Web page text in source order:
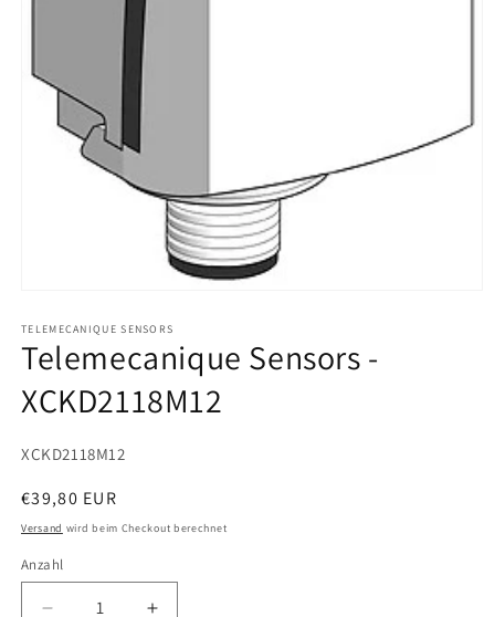
in
Modal
öffnen
TELEMECANIQUE SENSORS
Telemecanique Sensors -
XCKD2118M12
SKU:
XCKD2118M12
Normaler
Preis
€39,80 EUR
Versand wird beim Checkout berechnet
Anzahl